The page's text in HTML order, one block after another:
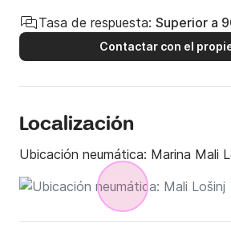
Tasa de respuesta: Superior a
Contactar con el
Localización
Ubicación neumática: Marina Mali